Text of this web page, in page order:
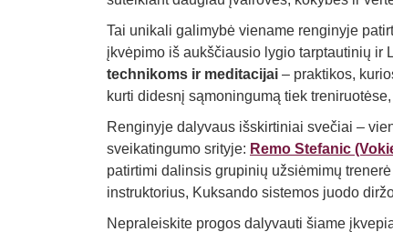
Tai unikali galimybė viename renginyje
įkvėpimo iš aukščiausio lygio tarptautinių ir
technikoms ir meditacijai – praktikos,
kurti didesnį sąmoningumą tiek
Renginyje dalyvaus išskirtiniai svečiai –
sveikatingumo srityje: Remo Stefanic
patirtimi dalinsis grupinių užsiėmimų
instruktorius, Kuksando sistemos juodo
Nepraleiskite progos dalyvauti šiame